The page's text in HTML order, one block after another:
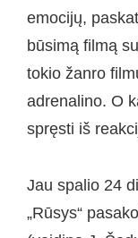
emocijų,
būsimą filmą
tokio žanro
adrenalino. O
spręsti iš
Jau spalio 24
„Rūsys“